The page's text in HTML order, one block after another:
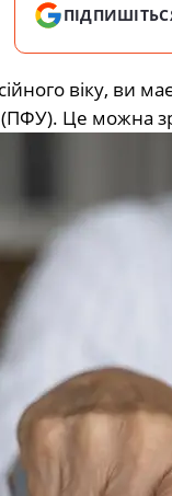
віку, ви
(ПФУ). Це можна